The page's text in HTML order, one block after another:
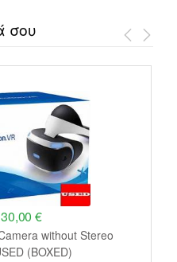
σου
€
without Stereo
(BOXED)